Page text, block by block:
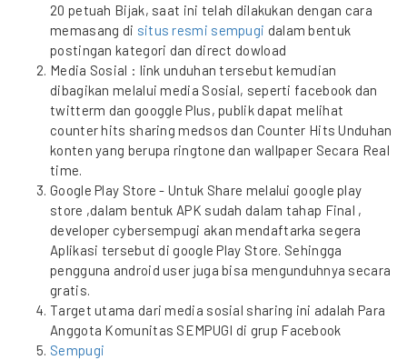
20 petuah Bijak, saat ini telah dilakukan dengan cara
memasang di situs resmi sempugi dalam bentuk
postingan kategori dan direct dowload
Media Sosial : link unduhan tersebut kemudian
dibagikan melalui media Sosial, seperti facebook dan
twitterm dan googgle Plus, publik dapat melihat
counter hits sharing medsos dan Counter Hits Unduhan
konten yang berupa ringtone dan wallpaper Secara Real
time.
Google Play Store - Untuk Share melalui google play
store ,dalam bentuk APK sudah dalam tahap Final ,
developer cybersempugi akan mendaftarka segera
Aplikasi tersebut di google Play Store. Sehingga
pengguna android user juga bisa mengunduhnya secara
gratis.
Target utama dari media sosial sharing ini adalah Para
Anggota Komunitas SEMPUGI di grup Facebook
Sempugi